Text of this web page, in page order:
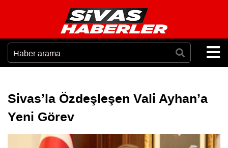
Sivas’la Özdeşleşen Vali Ayhan’a
Yeni Görev